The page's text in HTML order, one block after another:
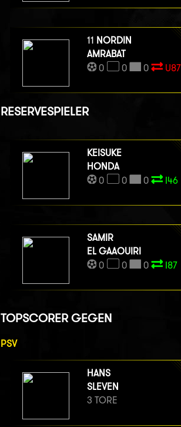
11 NORDIN
AMRABAT
0
0 0 U87
RESERVESPIELER
KEISUKE
HONDA
0
0 0 I46
SAMIR
EL GAAOUIRI
0
0 0 I87
TOPSCORER GEGEN
PSV
HANS
SLEVEN
3 TORE